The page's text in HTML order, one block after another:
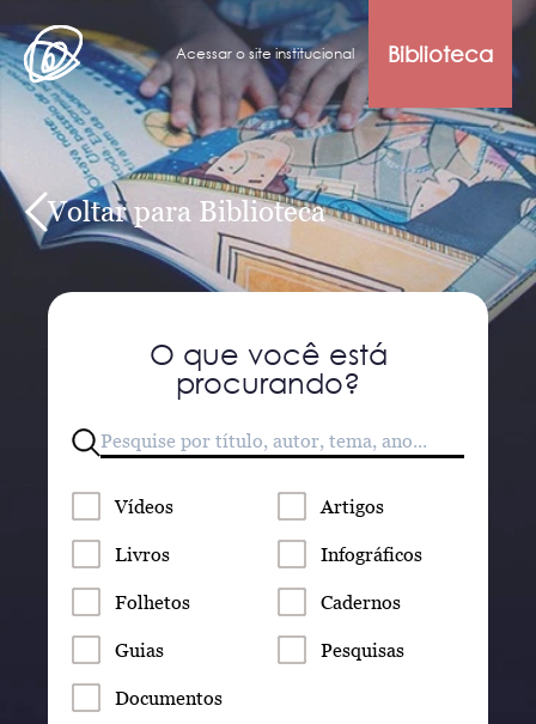
Acessar o site institucional Biblioteca
Voltar para Biblioteca
O que você está
procurando?
Vídeos Artigos
Livros Infográficos
Folhetos Cadernos
Guias Pesquisas
Documentos